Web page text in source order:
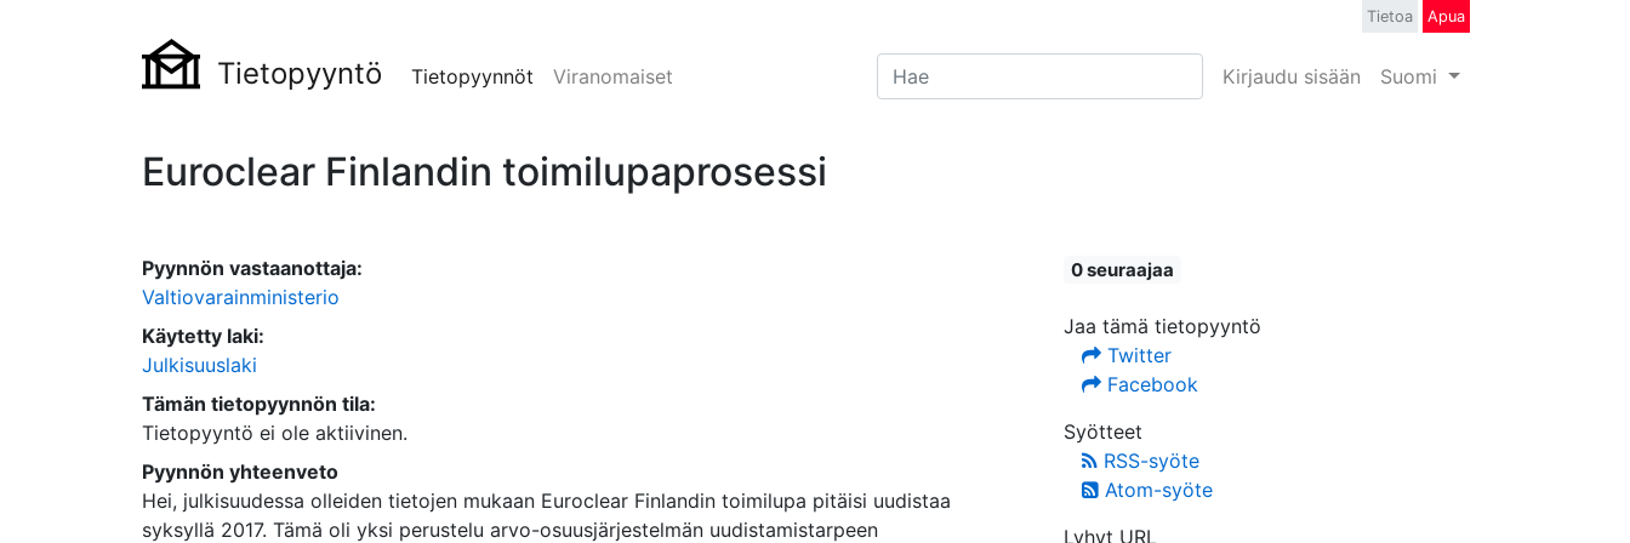
Tietopyyntö Tietopyynnöt Viranomaiset Kirjaudu sisään Suomi
Tietoa Apua
Euroclear Finlandin toimilupaprosessi
Pyynnön vastaanottaja:
Valtiovarainministerio
Käytetty laki:
Julkisuuslaki
Tämän tietopyynnön tila:
Tietopyyntö ei ole aktiivinen.
Pyynnön yhteenveto
Hei, julkisuudessa olleiden tietojen mukaan Euroclear Finlandin toimilupa pitäisi uudistaa
syksyllä 2017. Tämä oli yksi perustelu arvo-osuusjärjestelmän uudistamistarpeen
0 seuraajaa
Jaa tämä tietopyyntö
Twitter
Facebook
Syötteet
RSS-syöte
Atom-syöte
Lyhyt URL